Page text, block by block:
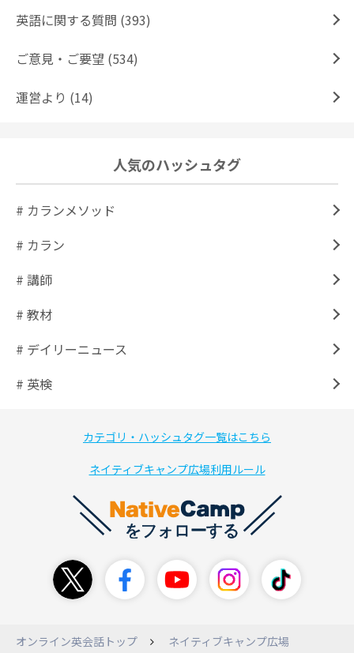
英語に関する質問 (393)
ご意見・ご要望 (534)
運営より (14)
人気のハッシュタグ
# カランメソッド
# カラン
# 講師
# 教材
# デイリーニュース
# 英検
カテゴリ・ハッシュタグ一覧はこちら
ネイティブキャンプ広場利用ルール
オンライン英会話トップ
ネイティブキャンプ広場